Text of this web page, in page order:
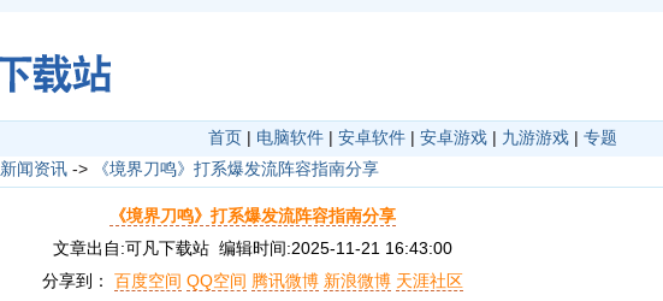
首页 | 电脑软件 | 安卓软件 | 安卓游戏 | 九游游戏 | 专题
新闻资讯 -> 《境界刀鸣》打系爆发流阵容指南分享
《境界刀鸣》打系爆发流阵容指南分享
文章出自:可凡下载站 编辑时间:2025-11-21 16:43:00
分享到：
百度空间 QQ空间 腾讯微博 新浪微博 天涯社区